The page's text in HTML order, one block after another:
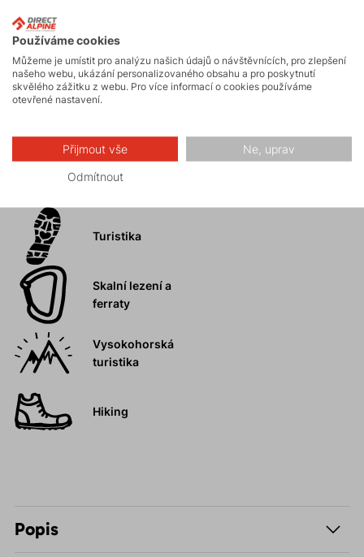
Horské expedice
Skialpinismus
Turistika
Skalní lezení a
ferraty
Vysokohorská
turistika
Hiking
Popis
Používáme cookies
Můžeme je umístit pro analýzu našich údajů o návštěvnících, pro zlepšení
našeho webu, ukázání personalizovaného obsahu a pro poskytnutí
skvělého zážitku z webu. Pro více informací o cookies používáme
otevřené nastavení.
Přijmout vše Ne, uprav
Odmítnout